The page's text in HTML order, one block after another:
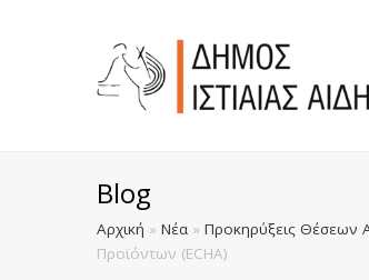
Blog
Αρχική » Νέα » Προκηρύξεις Θέσεων
Προϊόντων (ECHA)